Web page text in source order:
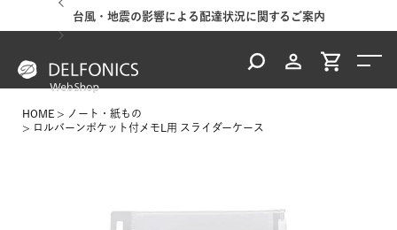
台風・地震の影響による配達状況に関するご案内
HOME
ノート・紙もの
ロルバーンポケット付メモL用 スライダーケース